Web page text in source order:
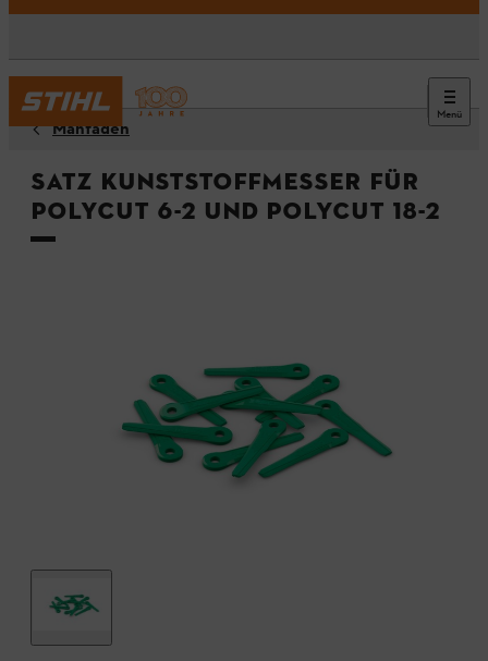
Menü
Mähfäden
Satz Kunststoffmesser für
PolyCut 6-2 und PolyCut 18-2